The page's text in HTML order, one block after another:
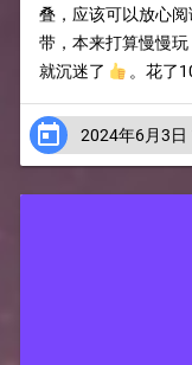
叠，应该可以放心
带，本来打算慢慢
就沉迷了 👍 。花了
 2024年6月3日